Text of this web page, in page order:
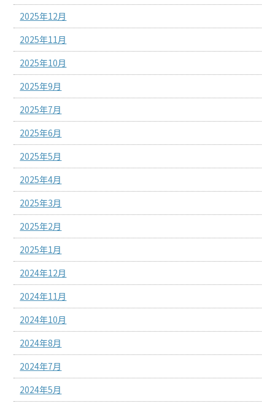
2025年12月
2025年11月
2025年10月
2025年9月
2025年7月
2025年6月
2025年5月
2025年4月
2025年3月
2025年2月
2025年1月
2024年12月
2024年11月
2024年10月
2024年8月
2024年7月
2024年5月